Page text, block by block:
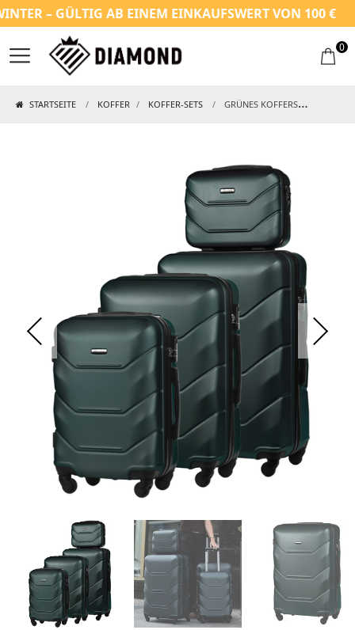
– GÜLTIG AB EINEM EINKAUFSWERT VON 100 €
0
STARTSEITE KOFFER KOFFER-SETS GRÜNES KOFFERSET AUS ABS